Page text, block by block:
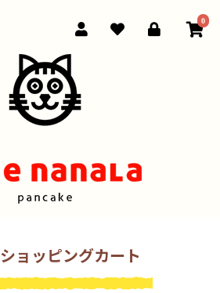
0
ショッピングカート